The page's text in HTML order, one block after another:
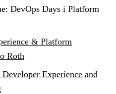
DevOps Days i Platform
& Platform
Roth
Experience and